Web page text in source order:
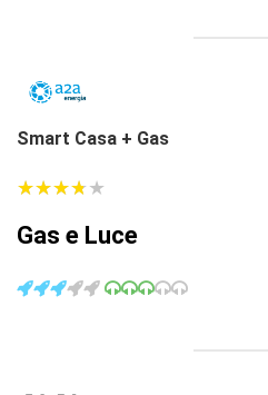
Smart Casa + Gas
★★★★★
★★★★★
Gas e Luce